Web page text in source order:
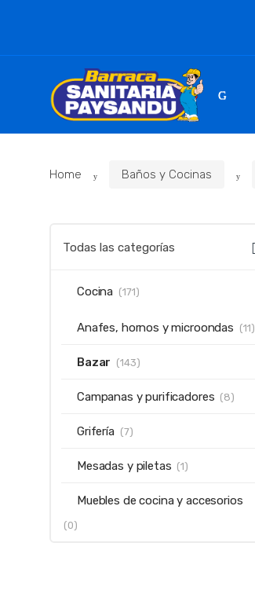
Home Baños y Cocinas
Todas las categorías
Cocina (171)
Anafes, hornos y microondas (11)
Bazar (143)
Campanas y purificadores (8)
Grifería (7)
Mesadas y piletas (1)
Muebles de cocina y accesorios
(0)